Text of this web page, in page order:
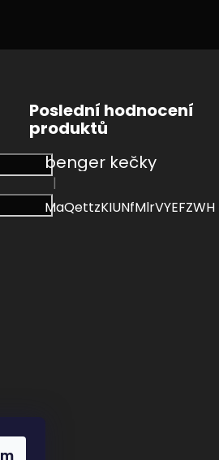
Poslední hodnocení
produktů
benger kečky
Hodnocení produktu je 4 z
|
MaQettzKIUNfMlrVYEFZWH